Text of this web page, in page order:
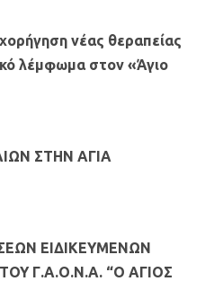
νέας θεραπείας
λέμφωμα στον «Άγιο
ΣΤΗΝ ΑΓΙΑ
ΕΙΔΙΚΕΥΜΕΝΩΝ
Γ.Α.Ο.Ν.Α. “Ο ΑΓΙΟΣ